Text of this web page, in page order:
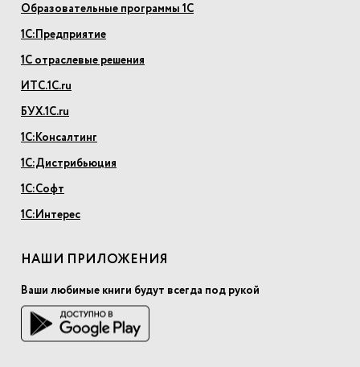
Образовательные программы 1С
1С:Предприятие
1С отраслевые решения
ИТС.1С.ru
БУХ.1С.ru
1С:Консалтинг
1С:Дистрибьюция
1С:Софт
1С:Интерес
НАШИ ПРИЛОЖЕНИЯ
Ваши любимые книги будут всегда под рукой